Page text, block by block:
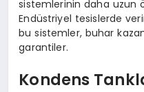
sistemlerinin daha uzun
Endüstriyel tesislerde
bu sistemler, buhar
garantiler.
Kondens